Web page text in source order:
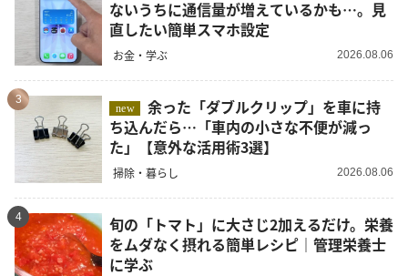
ないうちに通信量が増えているかも…。見
直したい簡単スマホ設定
お金・学ぶ 2026.08.06
3
new
余った「ダブルクリップ」を車に持
ち込んだら…「車内の小さな不便が減っ
た」【意外な活用術3選】
掃除・暮らし 2026.08.06
4
旬の「トマト」に大さじ2加えるだけ。栄養
をムダなく摂れる簡単レシピ｜管理栄養士
に学ぶ